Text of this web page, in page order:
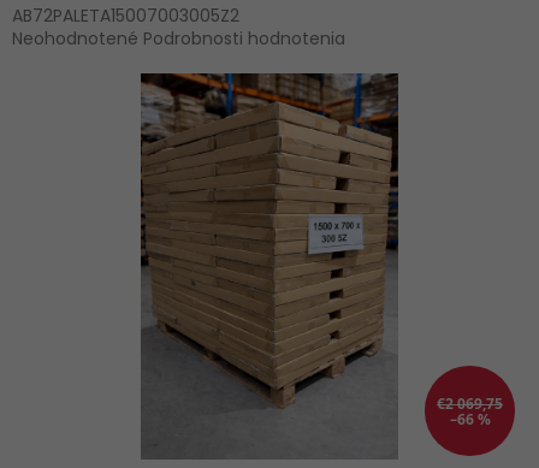
AB72PALETA15007003005Z2
Priemerné
Neohodnotené Podrobnosti hodnotenia
€2 069,75
–66 %